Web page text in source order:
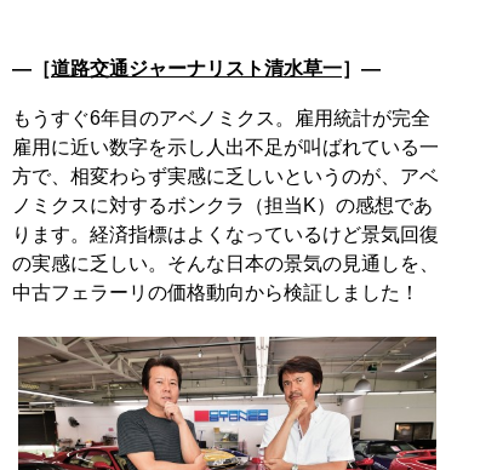
―［道路交通ジャーナリスト清水草一］―
もうすぐ6年目のアベノミクス。雇用統計が完全
雇用に近い数字を示し人出不足が叫ばれている一
方で、相変わらず実感に乏しいというのが、アベ
ノミクスに対するボンクラ（担当K）の感想であ
ります。経済指標はよくなっているけど景気回復
の実感に乏しい。そんな日本の景気の見通しを、
中古フェラーリの価格動向から検証しました！